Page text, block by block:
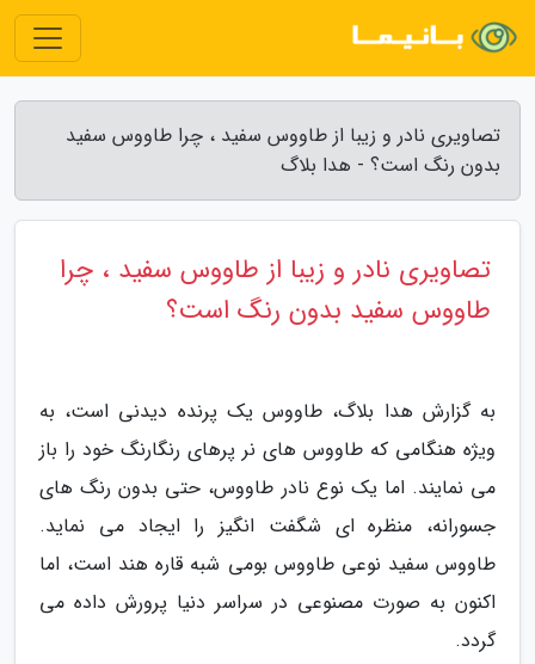
تصاویری نادر و زیبا از طاووس سفید ، چرا طاووس سفید
بدون رنگ است؟ - هدا بلاگ
تصاویری نادر و زیبا از طاووس سفید ، چرا
طاووس سفید بدون رنگ است؟
به گزارش هدا بلاگ، طاووس یک پرنده دیدنی است، به
ویژه هنگامی که طاووس های نر پرهای رنگارنگ خود را باز
می نمایند. اما یک نوع نادر طاووس، حتی بدون رنگ های
جسورانه، منظره ای شگفت انگیز را ایجاد می نماید.
طاووس سفید نوعی طاووس بومی شبه قاره هند است، اما
اکنون به صورت مصنوعی در سراسر دنیا پرورش داده می
گردد.